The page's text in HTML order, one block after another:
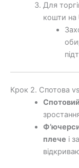
Для
кошти на
Крок 2. Спотова
плече і